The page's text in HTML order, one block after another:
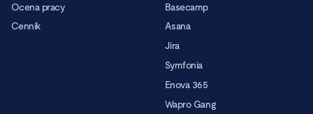
Ocena pracy
Cennik
Basecamp
Asana
Jira
Symfonia
Enova 365
Wapro Gang